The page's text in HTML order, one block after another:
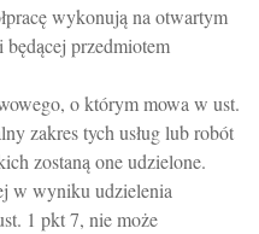
wykonują na otwartym
przedmiotem
o którym mowa w ust.
zakres tych usług lub robót
zostaną one udzielone.
w wyniku udzielenia
1 pkt 7, nie może